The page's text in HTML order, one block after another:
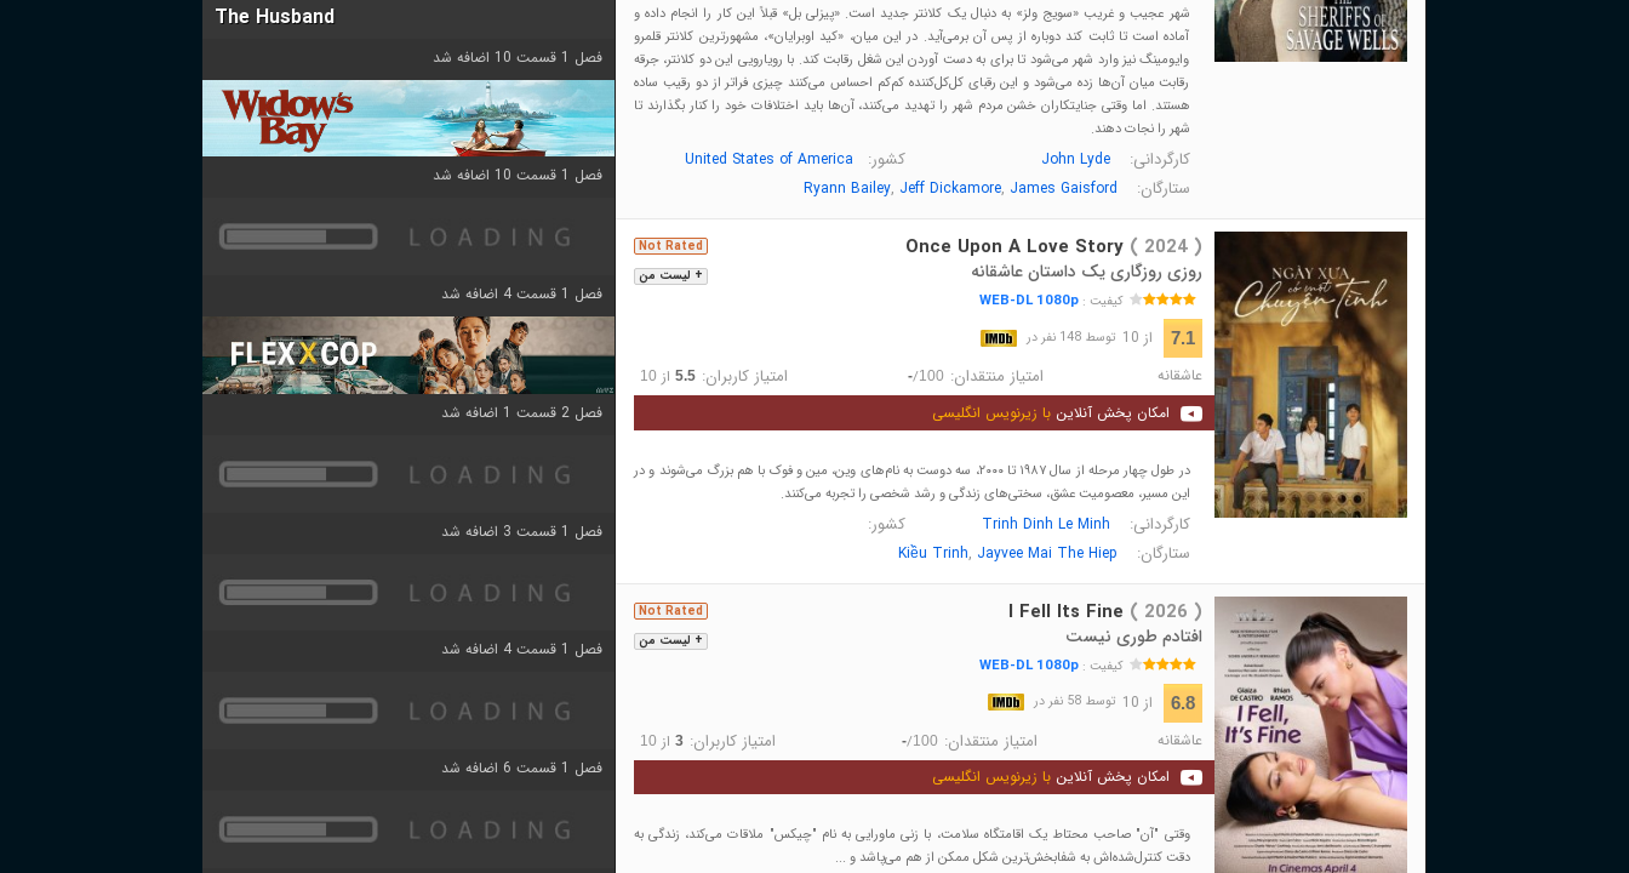
شهر عجیب و غریب «سویج ولز» به دنبال یک کلانتر جدید است. «پیزلی بل» قبلاً این کار را انجام داده و
آماده است تا ثابت کند دوباره از پس آن برمی‌آید. در این میان، «کید اوبرایان»، مشهورترین کلانتر قلمرو
وایومینگ نیز وارد شهر می‌شود تا برای به دست آوردن این شغل رقابت کند. با رویارویی این دو کلانتر، جرقه
رقابت میان آن‌ها زده می‌شود و این رقبای کل‌کل‌کننده کم‌کم احساس می‌کنند چیزی فراتر از دو رقیب ساده
هستند. اما وقتی جنایتکاران خشن مردم شهر را تهدید می‌کنند، آن‌ها باید اختلافات خود را کنار بگذارند تا
شهر را نجات دهند.
کارگردانی:John Lyde کشور: United States of America
ستارگان: Ryann Bailey, Jeff Dickamore, James Gaisford
+ لیست من
Not Rated Once Upon A Love Story( 2024 )
روزی روزگاری یک داستان عاشقانه
کیفیت :WEB-DL 1080p
7.1 از 10 توسط 148 نفر در
عاشقانه امتیاز منتقدان: -/100 امتیاز کاربران: 5.5 از 10
امکان پخش آنلاین با زیرنویس انگلیسی
در طول چهار مرحله از سال ۱۹۸۷ تا ۲۰۰۰، سه دوست به نام‌های وین، مین و فوک با هم بزرگ می‌شوند و در
این مسیر، معصومیت عشق، سختی‌های زندگی و رشد شخصی را تجربه می‌کنند.
کارگردانی: Trinh Dinh Le Minh
کشور:
ستارگان:
Kiều Trinh, Jayvee Mai The Hiep
+ لیست من
Not Rated I Fell Its Fine ( 2026 )
افتادم طوری نیست
کیفیت :WEB-DL 1080p
6.8 از 10 توسط 58 نفر در
عاشقانه امتیاز منتقدان: -/100 امتیاز کاربران: 3 از 10
امکان پخش آنلاین با زیرنویس انگلیسی
وقتی "آن" صاحب محتاط یک اقامتگاه سلامت، با زنی ماورایی به نام "چیکس" ملاقات می‌کند، زندگی به
دقت کنترل‌شده‌اش به شفابخش‌ترین شکل ممکن از هم می‌پاشد و ...
The Husband
فصل 1 قسمت 10 اضافه شد
فصل 1 قسمت 10 اضافه شد
فصل 1 قسمت 4 اضافه شد
فصل 2 قسمت 1 اضافه شد
فصل 1 قسمت 3 اضافه شد
فصل 1 قسمت 4 اضافه شد
فصل 1 قسمت 6 اضافه شد